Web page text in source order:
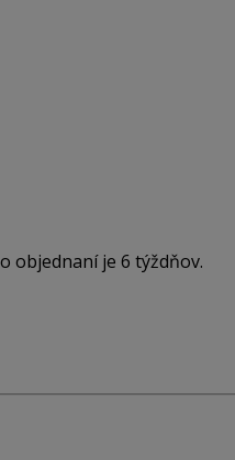
objednaní je 6 týždňov.